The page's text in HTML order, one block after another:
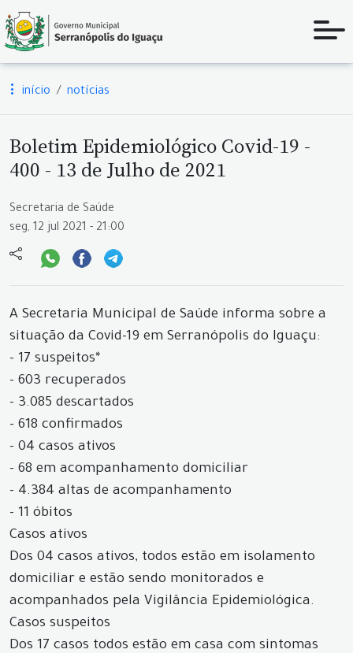
início notícias
Boletim Epidemiológico Covid-19 -
400 - 13 de Julho de 2021
Secretaria de Saúde
seg, 12 jul 2021 - 21:00
A Secretaria Municipal de Saúde informa sobre a
situação da Covid-19 em Serranópolis do Iguaçu:
- 17 suspeitos*
- 603 recuperados
- 3.085 descartados
- 618 confirmados
- 04 casos ativos
- 68 em acompanhamento domiciliar
- 4.384 altas de acompanhamento
- 11 óbitos
Casos ativos
Dos 04 casos ativos, todos estão em isolamento
domiciliar e estão sendo monitorados e
acompanhados pela Vigilância Epidemiológica.
Casos suspeitos
Dos 17 casos todos estão em casa com sintomas